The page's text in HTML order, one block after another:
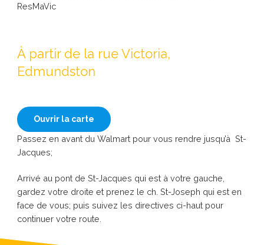
ResMaVic
À partir de la rue Victoria,
Edmundston
Ouvrir la carte
Passez en avant du Walmart pour vous rendre jusqu’à St-
Jacques;
Arrivé au pont de St-Jacques qui est à votre gauche,
gardez votre droite et prenez le ch. St-Joseph qui est en
face de vous; puis suivez les directives ci-haut pour
continuer votre route.